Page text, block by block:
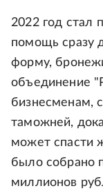
2022 год стал
помощь сразу
форму,
объединение
бизнесменам,
таможней,
может спасти
было собрано
миллионов